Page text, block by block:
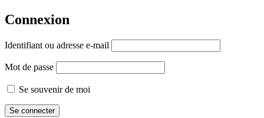
Connexion
Identifiant ou adresse e-mail
Mot de passe
Se souvenir de moi